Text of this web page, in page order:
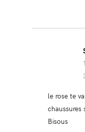
le rose te
chaussures
Bisous